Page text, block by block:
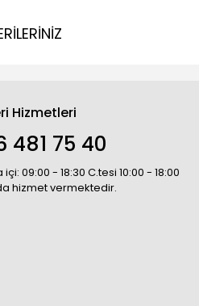
Hizmetleri
481 75 40
09:00 - 18:30 C.tesi 10:00 - 18:00
hizmet vermektedir.